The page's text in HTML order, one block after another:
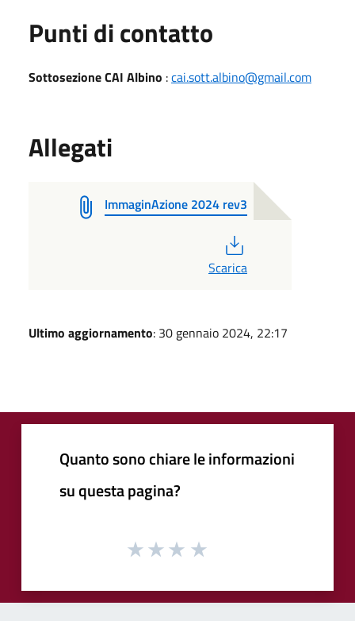
Punti di contatto
Sottosezione CAI Albino :cai.sott.albino@gmail.com
Allegati
ImmaginAzione 2024 rev3
Scarica
Ultimo aggiornamento: 30 gennaio 2024, 22:17
Quanto sono chiare le informazioni
su questa pagina?